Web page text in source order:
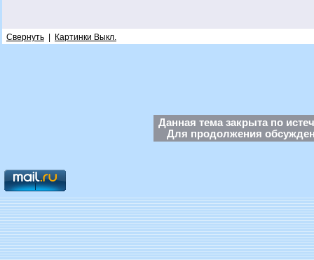
Свернуть Картинки Выкл.
Данная тема закрыта по
Для продолжения